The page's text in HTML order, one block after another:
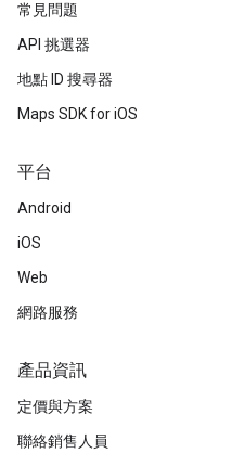
常見問題
API 挑選器
地點 ID 搜尋器
Maps SDK for iOS
平台
Android
iOS
Web
網路服務
產品資訊
定價與方案
聯絡銷售人員